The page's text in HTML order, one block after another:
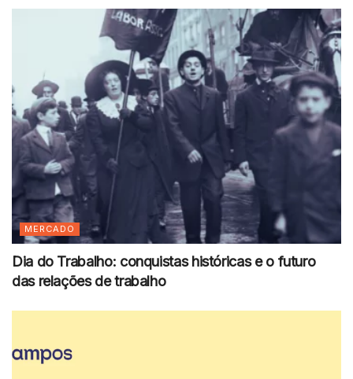
MERCADO
Dia do Trabalho: conquistas históricas e o futuro
das relações de trabalho